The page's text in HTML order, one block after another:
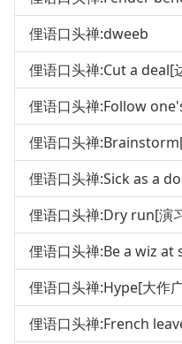
俚语口头禅:dweeb
俚语口头禅:Cut a deal[
俚语口头禅:Follow
俚语口头禅
俚语口头禅:Sick as a
俚语口头禅:Dry run[演
俚语口头禅:Be a wiz
俚语口头禅:Hype[大作
俚语口头禅:French